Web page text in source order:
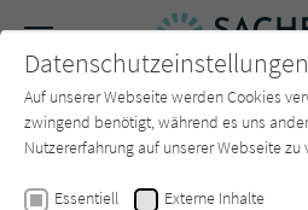
SUCHE Forum
Fritz Breithaupt
Datenschutzeinstellungen
Auf unserer Webseite werden Cookies
zwingend benötigt, während es uns
Nutzererfahrung auf unserer Webseite zu
Essentiell Externe Inhalte